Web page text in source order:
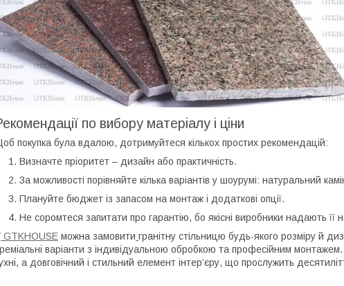
по вибору матеріалу і ціни
покупка була вдалою, дотримуйтеся кількох простих рекомендацій:
Визначте пріоритет – дизайн або практичність.
За можливості порівняйте кілька варіантів у шоурумі: натуральний
Плануйте бюджет із запасом на монтаж і додаткові опції.
Не соромтеся запитати про гарантію, бо якісні виробники надають її
GTKHOUSE можна замовити гранітну стільницю будь-якого розміру й
варіанти з індивідуальною обробкою та професійним
а довговічний і стильний елемент інтер’єру, що прослужить